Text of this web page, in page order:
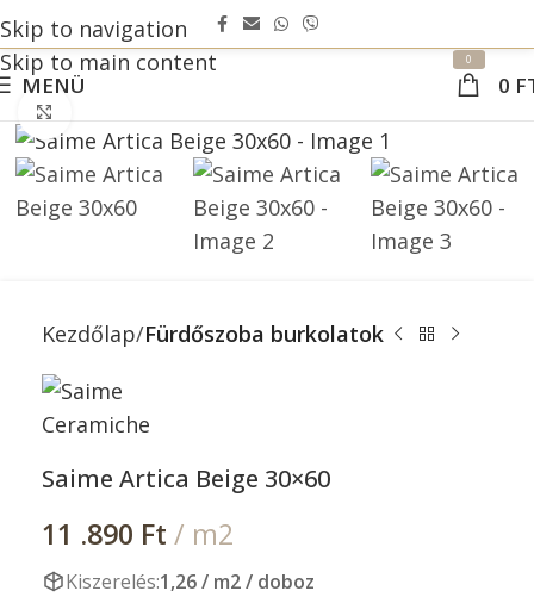
Skip to navigation
Skip to main content
MENÜ
0
0
Kezdőlap Fürdőszoba burkolatok
Saime Artica Beige 30×60
11 .890 Ft / m2
Kiszerelés:1,26 / m2 / doboz